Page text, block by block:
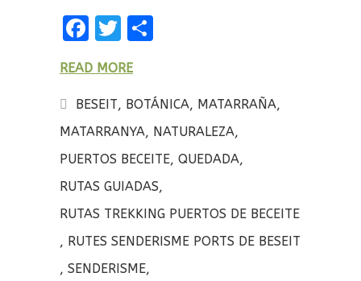
F
ce
b
o
o
k
T
it
te
r
p
a
rt
ir
READ MORE
BESEIT, BOTÁNICA, MATARRAÑA,
MATARRANYA, NATURALEZA,
PUERTOS BECEITE, QUEDADA,
RUTAS GUIADAS,
RUTAS TREKKING PUERTOS DE BECEITE
, RUTES SENDERISME PORTS DE BESEIT
, SENDERISME,